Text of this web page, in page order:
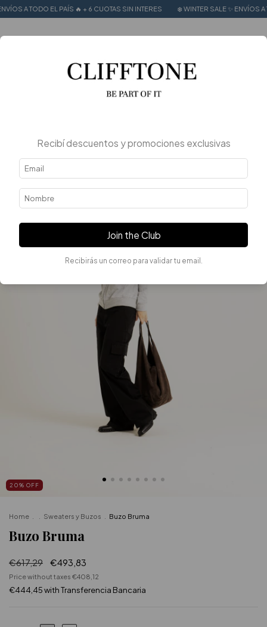
A TODO EL PAÍS 🔥 + 6 CUOTAS SIN INTERES ❄️ WINTER SALE ✨ ENVÍOS A
20% OFF
Home Sweaters y Buzos Buzo Bruma
Buzo Bruma
€617,29 €493,83
Price without taxes €408,12
€444,45withTransferencia Bancaria
Recibí descuentos y promociones exclusivas
Join the Club
Recibirás un correo para validar tu email.